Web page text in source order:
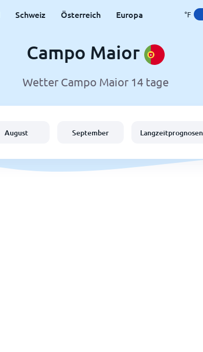
Schweiz Österreich Europa °F
Campo Maior
Wetter Campo Maior 14 tage
August September Langzeitprognosen